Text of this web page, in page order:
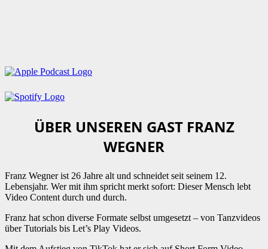
ÜBER UNSEREN GAST FRANZ
WEGNER
Franz Wegner ist 26 Jahre alt und schneidet seit seinem 12.
Lebensjahr. Wer mit ihm spricht merkt sofort: Dieser Mensch lebt
Video Content durch und durch.
Franz hat schon diverse Formate selbst umgesetzt – von Tanzvideos
über Tutorials bis Let’s Play Videos.